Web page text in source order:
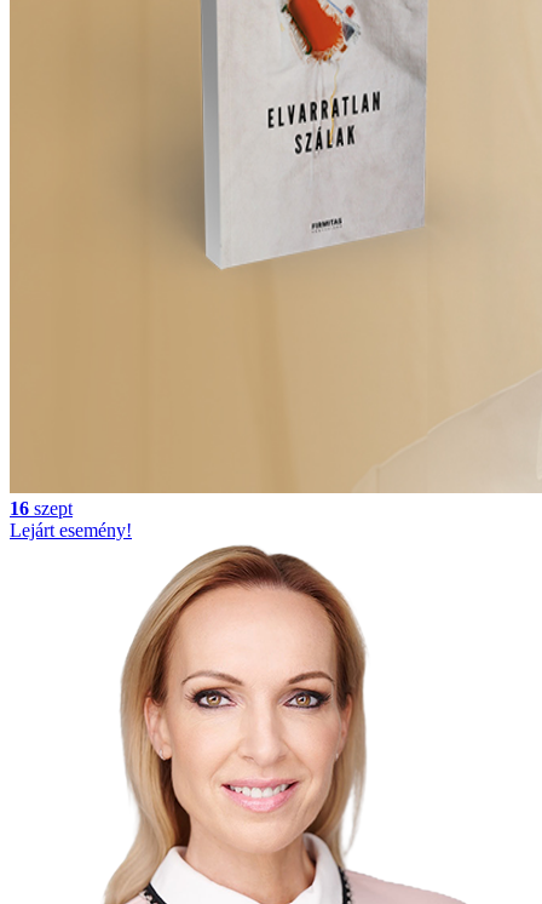
16 szept
Lejárt esemény!